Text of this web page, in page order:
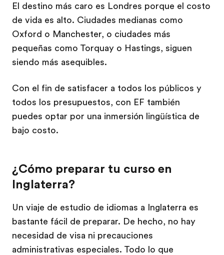
El destino más caro es Londres porque el costo
de vida es alto. Ciudades medianas como
Oxford o Manchester, o ciudades más
pequeñas como Torquay o Hastings, siguen
siendo más asequibles.
Con el fin de satisfacer a todos los públicos y
todos los presupuestos, con EF también
puedes optar por una inmersión lingüística de
bajo costo.
¿Cómo preparar tu curso en
Inglaterra?
Un viaje de estudio de idiomas a Inglaterra es
bastante fácil de preparar. De hecho, no hay
necesidad de visa ni precauciones
administrativas especiales. Todo lo que